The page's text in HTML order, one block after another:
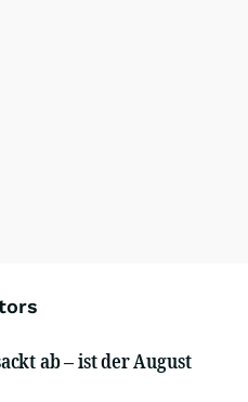
ab – ist der August